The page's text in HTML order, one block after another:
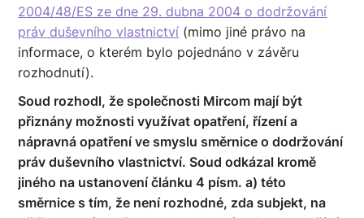
2004/48/ES ze dne 29. dubna 2004 o dodržování
práv duševního vlastnictví (mimo jiné právo na
informace, o kterém bylo pojednáno v závěru
rozhodnutí).
Soud rozhodl, že společnosti Mircom mají být
přiznány možnosti využívat opatření, řízení a
nápravná opatření ve smyslu směrnice o dodržování
práv duševního vlastnictví. Soud odkázal kromě
jiného na ustanovení článku 4 písm. a) této
směrnice s tím, že není rozhodné, zda subjekt, na